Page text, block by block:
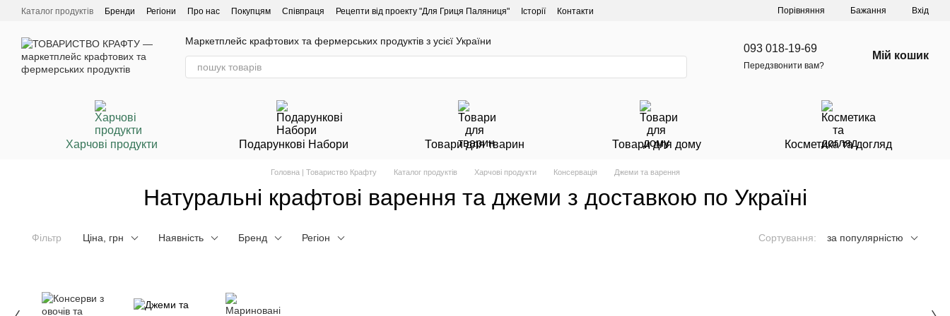
Перейти до основного контенту
Каталог продуктів Бренди Регіони Про нас Покупцям Співпраця Рецепти від проекту "Для Гриця Паляниця" Історії Контакти Порівняння Бажання Вхід
Маркетплейс крафтових та фермерських продуктів з усієї України
093 018-19-69
Передзвонити вам?
Мій кошик
Харчові продукти Подарункові Набори Товари для тварин Товари для дому Косметика та догляд
Головна | Товариство Крафту Каталог продуктів Харчові продукти Консервація Джеми та варення
Натуральні крафтові варення та джеми з доставкою по Україні
Фільтр Ціна, грн Наявність Бренд Регіон Сортування: за популярністю